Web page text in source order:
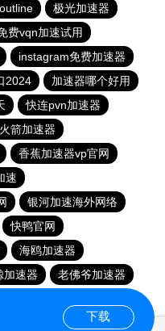
outline
极光加速器
费vqn加速试用
instagram免费加速器
2024
加速器哪个好用
快连pvn加速器
火箭加速器
香蕉加速器vp官网
速
银河加速海外网络
快鸭官网
海鸥加速器
加速器
老佛爷加速器
下载